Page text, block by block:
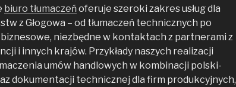
biuro tłumaczeńoferuje szeroki zakres usług dla
z Głogowa – od tłumaczeń technicznych po
biznesowe, niezbędne w kontaktach z partnerami z
i innych krajów. Przykłady naszych realizacji
umów handlowych w kombinacji polski-
dokumentacji technicznej dla firm produkcyjnych,